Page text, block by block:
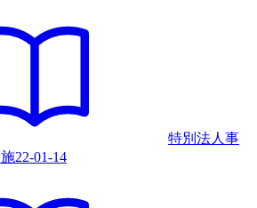
特別法人事
施22-01-14